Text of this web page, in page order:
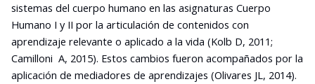
sistemas del cuerpo humano en las asignaturas Cuerpo
Humano I y II por la articulación de contenidos con
aprendizaje relevante o aplicado a la vida (Kolb D, 2011;
Camilloni A, 2015). Estos cambios fueron acompañados por la
aplicación de mediadores de aprendizajes (Olivares JL, 2014).